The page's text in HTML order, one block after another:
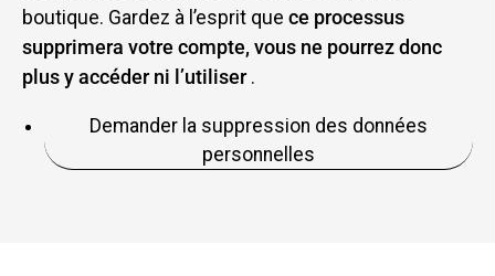
boutique. Gardez à l’esprit que ce processus
supprimera votre compte, vous ne pourrez donc
plus y accéder ni l’utiliser.
Demander la suppression des données
personnelles